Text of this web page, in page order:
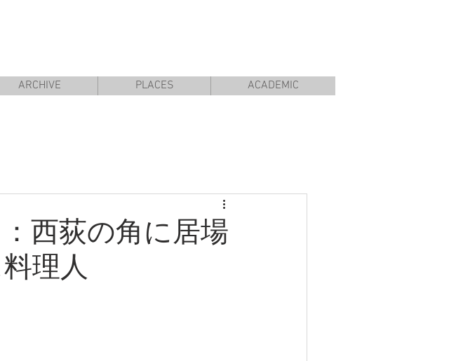
ARCHIVE PLACES ACADEMIC
西荻の角に居場
理人